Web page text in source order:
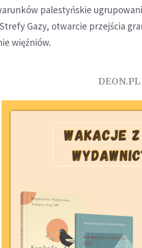
palestyńskie
Gazy, otwarcie przejścia
więźniów.